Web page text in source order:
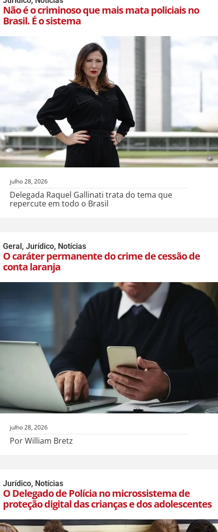
Não é o criminoso que mais mata policiais no
Brasil. É o sistema
julho 28, 2026
Delegada Raquel Gallinati trata do tema que
repercute em todo o Brasil
Geral, Jurídico, Notícias
O caráter permanente do crime de cessão de
conta laranja
julho 28, 2026
Por William Bretz
Jurídico, Notícias
O Delegado de Polícia no microssistema de
proteção digital das crianças e dos adolescentes